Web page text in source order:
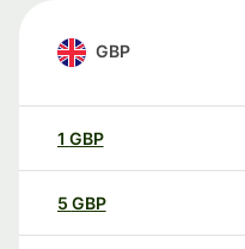
GBP
1 GBP
5 GBP